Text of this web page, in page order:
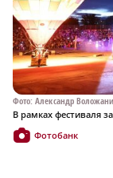
Фото: Александр
В рамках фестиваля
Фотобанк